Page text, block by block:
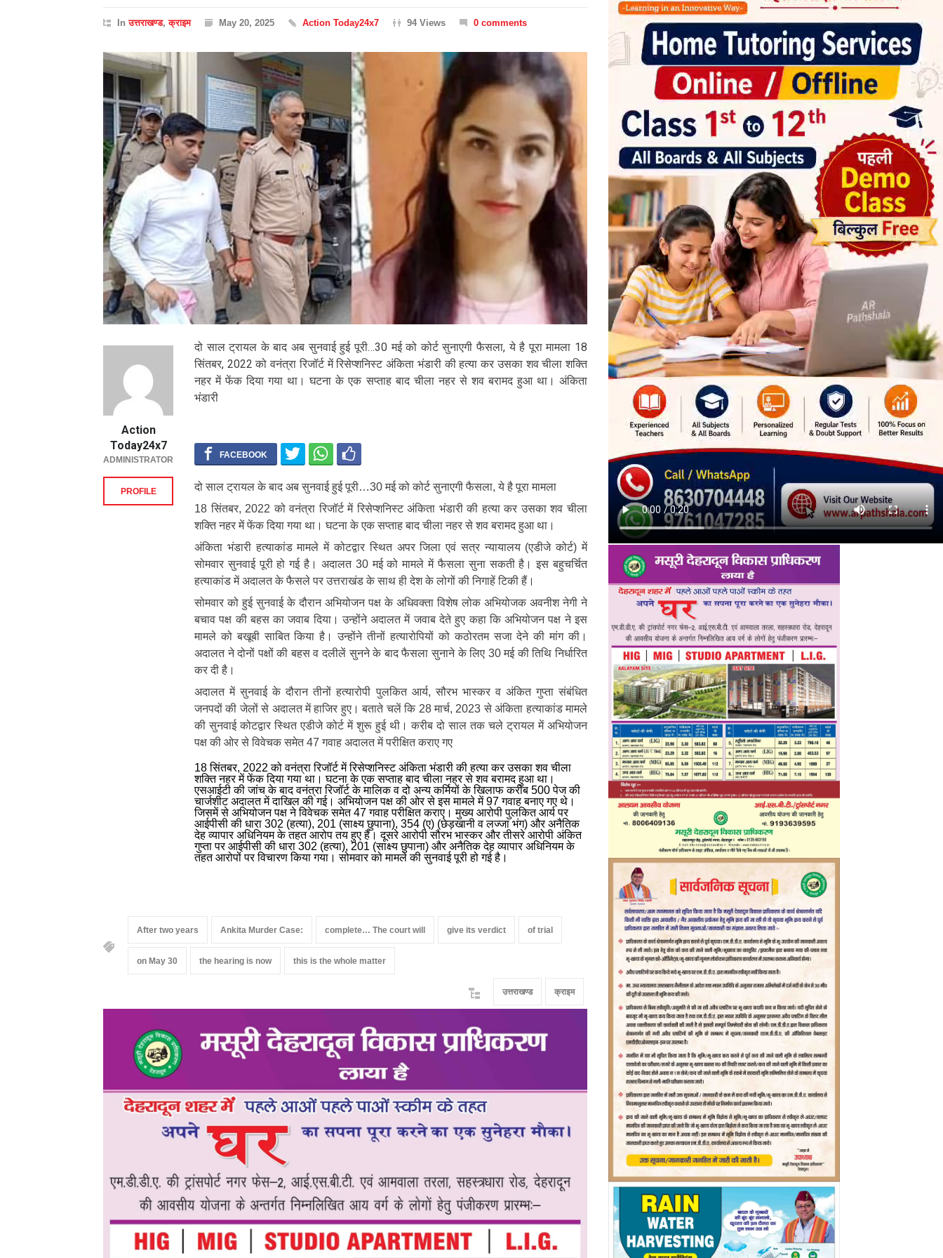
Inउत्तराखण्ड,क्राइम May 20, 2025 Action Today24x7 94 Views 0 comments
दो साल ट्रायल के बाद अब सुनवाई हुई पूरी…30 मई को कोर्ट सुनाएगी फैसला, ये है पूरा मामला 18
सिंतबर, 2022 को वनंत्रा रिजॉर्ट में रिसेप्शनिस्ट अंकिता भंडारी की हत्या कर उसका शव चीला शक्ति
नहर में फेंक दिया गया था। घटना के एक सप्ताह बाद चीला नहर से शव बरामद हुआ था। अंकिता
भंडारी
दो साल ट्रायल के बाद अब सुनवाई हुई पूरी…30 मई को कोर्ट सुनाएगी फैसला, ये है पूरा मामला
18 सिंतबर, 2022 को वनंत्रा रिजॉर्ट में रिसेप्शनिस्ट अंकिता भंडारी की हत्या कर उसका शव चीला
शक्ति नहर में फेंक दिया गया था। घटना के एक सप्ताह बाद चीला नहर से शव बरामद हुआ था।
अंकिता भंडारी हत्याकांड मामले में कोटद्वार स्थित अपर जिला एवं सत्र न्यायालय (एडीजे कोर्ट) में
सोमवार सुनवाई पूरी हो गई है। अदालत 30 मई को मामले में फैसला सुना सकती है। इस बहुचर्चित
हत्याकांड में अदालत के फैसले पर उत्तराखंड के साथ ही देश के लोगों की निगाहें टिकी हैं।
सोमवार को हुई सुनवाई के दौरान अभियोजन पक्ष के अधिवक्ता विशेष लोक अभियोजक अवनीश नेगी ने
बचाव पक्ष की बहस का जवाब दिया। उन्होंने अदालत में जवाब देते हुए कहा कि अभियोजन पक्ष ने इस
मामले को बखूबी साबित किया है। उन्होंने तीनों हत्यारोपियों को कठोरतम सजा देने की मांग की।
अदालत ने दोनों पक्षों की बहस व दलीलें सुनने के बाद फैसला सुनाने के लिए 30 मई की तिथि निर्धारित
कर दी है।
अदालत में सुनवाई के दौरान तीनों हत्यारोपी पुलकित आर्य, सौरभ भास्कर व अंकित गुप्ता संबंधित
जनपदों की जेलों से अदालत में हाजिर हुए। बताते चलें कि 28 मार्च, 2023 से अंकिता हत्याकांड मामले
की सुनवाई कोटद्वार स्थित एडीजे कोर्ट में शुरू हुई थी। करीब दो साल तक चले ट्रायल में अभियोजन
पक्ष की ओर से विवेचक समेत 47 गवाह अदालत में परीक्षित कराए गए
18 सिंतबर, 2022 को वनंत्रा रिजॉर्ट में रिसेप्शनिस्ट अंकिता भंडारी की हत्या कर उसका शव चीला
शक्ति नहर में फेंक दिया गया था। घटना के एक सप्ताह बाद चीला नहर से शव बरामद हुआ था।
एसआईटी की जांच के बाद वनंत्रा रिजॉर्ट के मालिक व दो अन्य कर्मियों के खिलाफ करीब 500 पेज की
चार्जशीट अदालत में दाखिल की गई। अभियोजन पक्ष की ओर से इस मामले में 97 गवाह बनाए गए थे।
जिसमें से अभियोजन पक्ष ने विवेचक समेत 47 गवाह परीक्षित कराए। मुख्य आरोपी पुलकित आर्य पर
आईपीसी की धारा 302 (हत्या), 201 (साक्ष्य छुपाना), 354 (ए) (छेड़खानी व लज्जा भंग) और अनैतिक
देह व्यापार अधिनियम के तहत आरोप तय हुए हैं। दूसरे आरोपी सौरभ भास्कर और तीसरे आरोपी अंकित
गुप्ता पर आईपीसी की धारा 302 (हत्या), 201 (साक्ष्य छुपाना) और अनैतिक देह व्यापार अधिनियम के
तहत आरोपों पर विचारण किया गया। सोमवार को मामले की सुनवाई पूरी हो गई है।
Action
Today24x7
ADMINISTRATOR
PROFILE
After two years Ankita Murder Case: complete… The court will give its verdict of trial
on May 30 the hearing is now this is the whole matter
उत्तराखण्ड क्राइम